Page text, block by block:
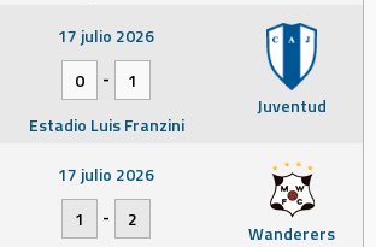
Juventud
17 julio 2026
0
-
1
Estadio Luis Franzini
Wanderers
17 julio 2026
1
-
2